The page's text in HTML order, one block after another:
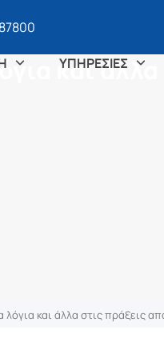
ΥΠΗΡΕΣΙΕΣ
και
λόγια και άλλα στις πράξεις